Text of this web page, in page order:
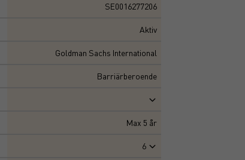
SE0016277206
Aktiv
Goldman Sachs International
Barriärberoende
Max 5 år
6